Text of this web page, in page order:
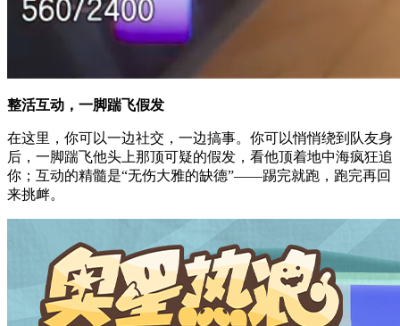
整活互动，一脚踹飞假发
在这里，你可以一边社交，一边搞事。你可以悄悄绕到队友身
后，一脚踹飞他头上那顶可疑的假发，看他顶着地中海疯狂追
你；互动的精髓是“无伤大雅的缺德”——踢完就跑，跑完再回
来挑衅。